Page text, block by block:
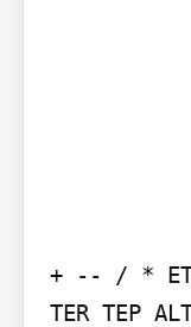
+ -- / *
TER TEP